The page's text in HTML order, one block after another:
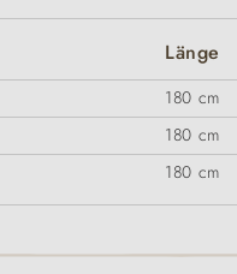
Länge
180 cm
180 cm
180 cm